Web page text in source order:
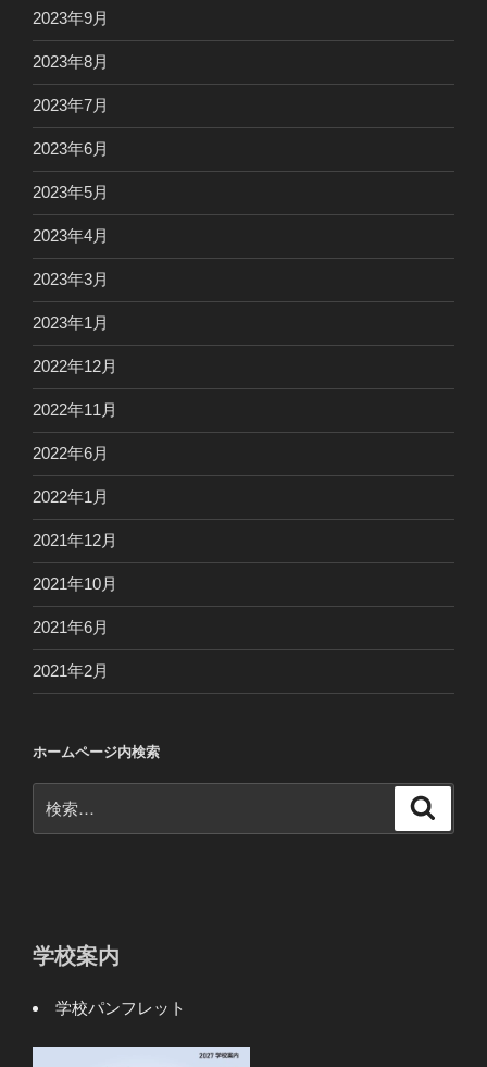
2023年9月
2023年8月
2023年7月
2023年6月
2023年5月
2023年4月
2023年3月
2023年1月
2022年12月
2022年11月
2022年6月
2022年1月
2021年12月
2021年10月
2021年6月
2021年2月
ホームページ内検索
索:
学校案内
学校パンフレット